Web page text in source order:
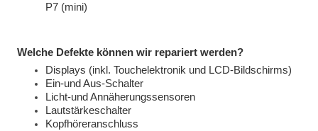
P7 (mini)
Welche Defekte können wir repariert werden?
Displays (inkl. Touchelektronik und LCD-Bildschirms)
Ein-und Aus-Schalter
Licht-und Annäherungssensoren
Lautstärkeschalter
Kopfhöreranschluss